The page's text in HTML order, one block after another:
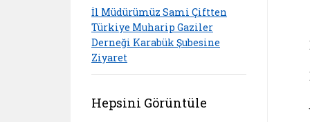
İl Müdürümüz Sami Çiftten
Türkiye Muharip Gaziler
Derneği Karabük Şubesine
Ziyaret
Hepsini Görüntüle